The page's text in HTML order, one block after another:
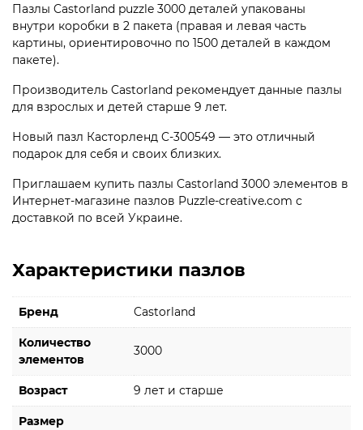
Пазлы Castorland puzzle 3000 деталей упакованы
внутри коробки в 2 пакета (правая и левая часть
картины, ориентировочно по 1500 деталей в каждом
пакете).
Производитель Castorland рекомендует данные пазлы
для взрослых и детей старше 9 лет.
Новый пазл Касторленд C-300549 — это отличный
подарок для себя и своих близких.
Приглашаем купить пазлы Castorland 3000 элементов в
Интернет-магазине пазлов Puzzle-creative.com с
доставкой по всей Украине.
Характеристики пазлов
Бренд Castorland
Количество
элементов
3000
Возраст 9 лет и старше
Размер